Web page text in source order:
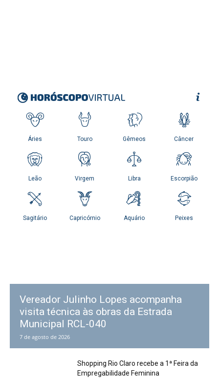
Vereador Julinho Lopes acompanha
visita técnica às obras da Estrada
Municipal RCL-040
7 de agosto de 2026
Shopping Rio Claro recebe a 1ª Feira da
Empregabilidade Feminina